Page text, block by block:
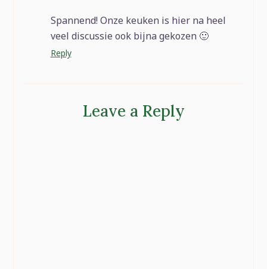
Spannend! Onze keuken is hier na heel
veel discussie ook bijna gekozen 🙂
Reply
Leave a Reply